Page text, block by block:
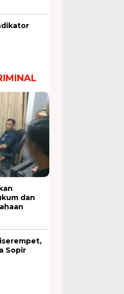
dan
Sopir